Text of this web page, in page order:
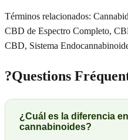
Términos relacionados:
CBD de Espectro Completo,
CBD, Sistema
?Questions
¿Cuál es la diferencia
cannabinoides?